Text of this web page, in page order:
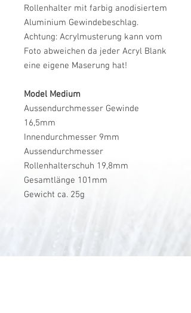
Rollenhalter mit farbig anodisiertem
Aluminium Gewindebeschlag.
Achtung: Acrylmusterung kann vom
Foto abweichen da jeder Acryl Blank
eine eigene Maserung hat!
Model Medium
Aussendurchmesser Gewinde
16,5mm
Innendurchmesser 9mm
Aussendurchmesser
Rollenhalterschuh 19,8mm
Gesamtlänge 101mm
Gewicht ca. 25g